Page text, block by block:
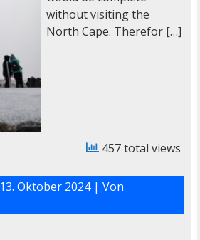
without visiting the
North Cape. Therefor […]
457 total views
13. Oktober 2024| Von